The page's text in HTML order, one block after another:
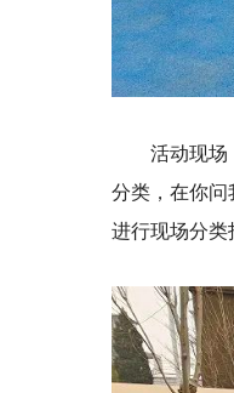
活动现
分类，在你
进行现场分类